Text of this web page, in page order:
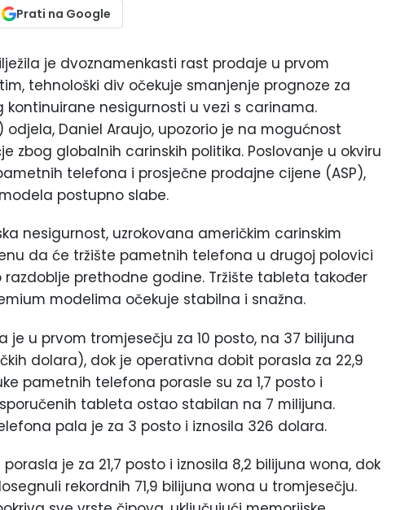
Prati na Google
je dvoznamenkasti rast prodaje u prvom
tehnološki div očekuje smanjenje prognoze za
nesigurnosti u vezi s carinama.
Daniel Araujo, upozorio je na mogućnost
zbog globalnih carinskih politika. Poslovanje u okviru
telefona i prosječne prodajne cijene (ASP),
postupno slabe.
nesigurnost, uzrokovana američkim carinskim
da će tržište pametnih telefona u drugoj polovici
prethodne godine. Tržište tableta također
modelima očekuje stabilna i snažna.
je u prvom tromjesečju za 10 posto, na 37 bilijuna
dolara), dok je operativna dobit porasla za 22,9
pametnih telefona porasle su za 1,7 posto i
tableta ostao stabilan na 7 milijuna.
pala je za 3 posto i iznosila 326 dolara.
je za 21,7 posto i iznosila 8,2 bilijuna wona, dok
rekordnih 71,9 bilijuna wona u tromjesečju.